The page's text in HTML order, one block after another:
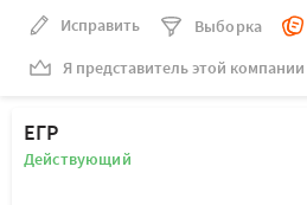
Исправить Выборка
Я представитель этой компании
ЕГР
Действующий